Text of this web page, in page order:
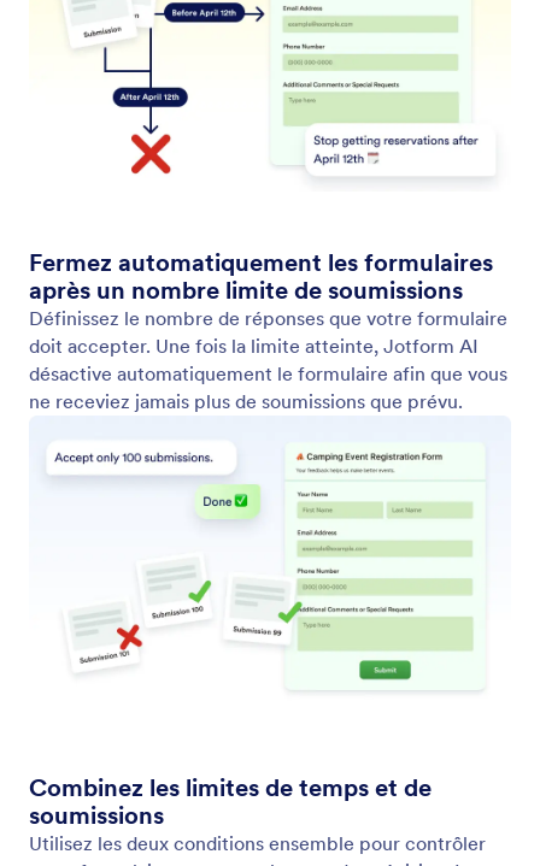
Désactivez automatiquement les formulaires en
fonction de limites de temps ou de soumissions.
Jotform AI gère les inscriptions et les campagnes
saisonnières pour vous, afin que vous n'ayez plus
jamais à arrêter manuellement les réponses.
Sécurité du formulaire
Définissez un mot de passe pour vos formulaires en
quelques secondes afin de limiter les accès. Jotform
AI vous aide à protéger rapidement vos formulaires
sensibles pour que seules les personnes disposant
du mot de passe puissent les ouvrir et les soumettre.